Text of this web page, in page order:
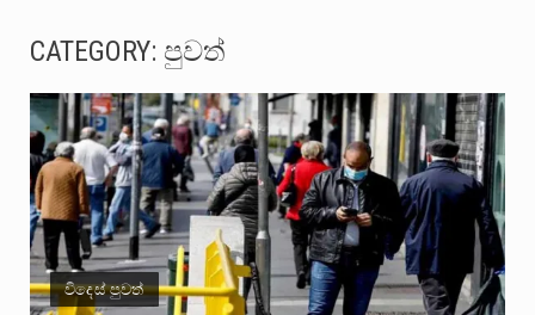
මහර බන්ධනාගාරයේ අද ඇතිවූ සිද්ධියෙන් තුවාල ලැබූ බව කියන රැඳවියන් ගණන ඉහළ ගොස් තිබේ. ඒ…
අගෝස්තු මස දෙවන ඉරිදා ලිට් රූම් සූම් සංවාදය පැවැත්වෙන්නේ "කතා කරන මහ වැව" නම් නකතාවක්…
ලාල් කාන්ත ඇමතිවරයා අධිකරණ විනිශ්චයකාරවරුන්ගේ විශ්‍රාම යෑමේ වයස සම්බන්ධයෙන් නිහඬව සිටින ලෙස තමාට දැනුම් දුන්…
හිටපු පොලිස්පති පූජිත් ජයසුන්දරට සහ හිටපු ආරක්ෂක අමාත්‍යංශ ලේකම් හේමසිරි ප්‍රනාන්දු විශේෂ ත්‍රිපුද්ගල මහාධිකරණය විසින්…
CATEGORY: පුවත්
විදෙස් පුවත්